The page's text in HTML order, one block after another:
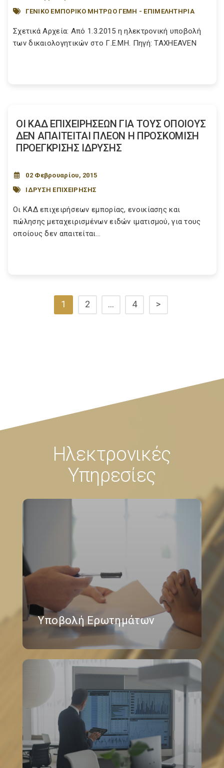
ΓΕΝΙΚΟ ΕΜΠΟΡΙΚΟ ΜΗΤΡΩΟ ΓΕΜΗ - ΕΠΙΜΕΛΗΤΗΡΙΑ
Σχετικά Αρχεία: Από 1.3.2015 η ηλεκτρονική υποβολή
των δικαιολογητικών στο Γ.Ε.ΜΗ. Πηγή: TAXHEAVEN
ΟΙ ΚΑΔ ΕΠΙΧΕΙΡΗΣΕΩΝ ΓΙΑ ΤΟΥΣ ΟΠΟΙΟΥΣ
ΔΕΝ ΑΠΑΙΤΕΙΤΑΙ ΠΛΕΟΝ Η ΠΡΟΣΚΟΜΙΣΗ
ΠΡΟΕΓΚΡΙΣΗΣ ΙΔΡΥΣΗΣ
02 Φεβρουαρίου, 2015
ΙΔΡΥΣΗ ΕΠΙΧΕΙΡΗΣΗΣ
Οι ΚΑΔ επιχειρήσεων εμπορίας, ενοικίασης και
πώλησης μεταχειρισμένων ειδών ιματισμού, για τους
οποίους δεν απαιτείται...
1 2 … 4 >
Ηλεκτρονικές
Υπηρεσίες
Υποβολή Ερωτημάτων